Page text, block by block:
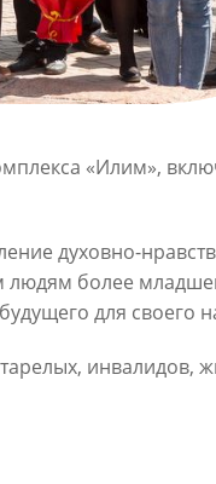
«Илим»,
духовно-
более
для своего